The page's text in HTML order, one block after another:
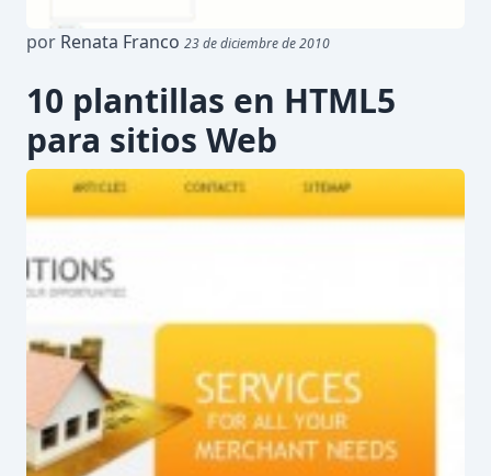
por Renata Franco 23 de diciembre de 2010
10 plantillas en HTML5
para sitios Web